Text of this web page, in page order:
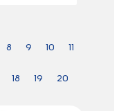
8 9 10 11
18 19 20